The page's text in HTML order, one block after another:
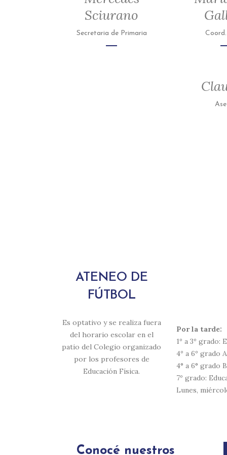
Sciurano
Secretaria de Primaria
ATENEO DE
FÚTBOL
Es optativo y se realiza fuera
del horario escolar en el
patio del Colegio organizado
por los profesores de
Educación Física.
Por la tarde:
1º a 3º grado:
4º a 6º grado
4° a 6° grado
7º grado:
Lunes,
Conocé nuestros